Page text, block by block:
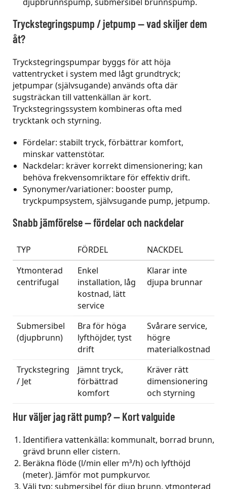
Tryckstegringspump / jetpump — vad skiljer dem
åt?
Tryckstegringspumpar byggs för att höja
vattentrycket i system med lågt grundtryck;
jetpumpar (självsugande) används ofta där
sugsträckan till vattenkällan är kort.
Tryckstegringssystem kombineras ofta med
trycktank och styrning.
Fördelar: stabilt tryck, förbättrar komfort,
minskar vattenstötar.
Nackdelar: kräver korrekt dimensionering; kan
behöva frekvensomriktare för effektiv drift.
Synonymer/variationer: booster pump,
tryckpumpsystem, självsugande pump, jetpump.
Snabb jämförelse — fördelar och nackdelar
TYP FÖRDEL
NACKDEL
Ytmonterad
centrifugal
Enkel
installation, låg
kostnad, lätt
service
Klarar inte
djupa brunnar
Submersibel
(djupbrunn)
Bra för höga
lyfthöjder, tyst
drift
Svårare service,
högre
materialkostnad
Tryckstegring
/ Jet
Jämnt tryck,
förbättrad
komfort
Kräver rätt
dimensionering
och styrning
Hur väljer jag rätt pump? — Kort valguide
Identifiera vattenkälla: kommunalt, borrad brunn,
grävd brunn eller cistern.
Beräkna flöde (l/min eller m³/h) och lyfthöjd
(meter). Jämför mot pumpkurvor.
Välj typ: submersibel för djup brunn, ytmonterad